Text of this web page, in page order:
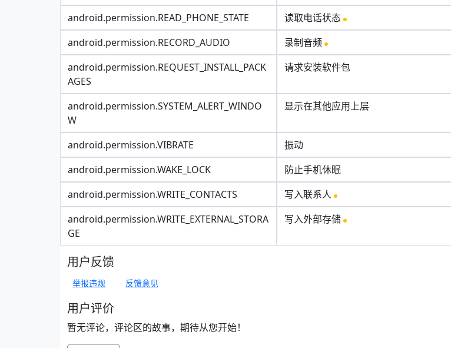
android.permission.READ_PHONE_STATE
读取电话状态
android.permission.RECORD_AUDIO
录制音频
android.permission.REQUEST_INSTALL_PACK
AGES
请求安装软件包
android.permission.SYSTEM_ALERT_WINDO
W
显示在其他应用上层
android.permission.VIBRATE
振动
android.permission.WAKE_LOCK
防止手机休眠
android.permission.WRITE_CONTACTS
写入联系人
android.permission.WRITE_EXTERNAL_STORA
GE
写入外部存储
用户反馈
举报违规 反馈意见
用户评价
暂无评论，评论区的故事，期待从您开始！